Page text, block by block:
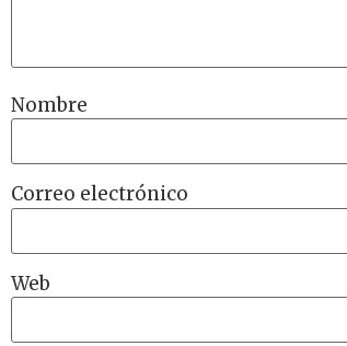
Nombre
Correo electrónico
Web